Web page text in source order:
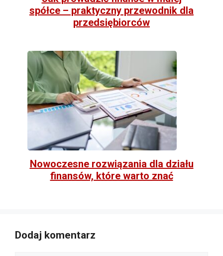
spółce – praktyczny przewodnik dla
przedsiębiorców
Nowoczesne rozwiązania dla działu
finansów, które warto znać
Dodaj komentarz